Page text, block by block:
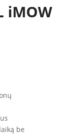
iMOW
be